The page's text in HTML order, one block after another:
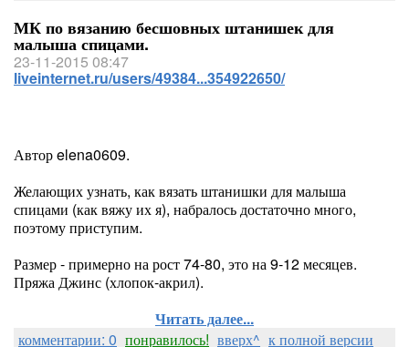
МК по вязанию бесшовных штанишек для
малыша спицами.
23-11-2015 08:47
liveinternet.ru/users/49384...354922650/
Автор elena0609.
Желающих узнать, как вязать штанишки для малыша
спицами (как вяжу их я), набралось достаточно много,
поэтому приступим.
Размер - примерно на рост 74-80, это на 9-12 месяцев.
Пряжа Джинс (хлопок-акрил).
Читать далее...
комментарии: 0 понравилось! вверх^ к полной версии